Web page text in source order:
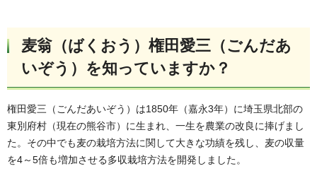
麦翁（ばくおう）権田愛三（ごんだあ
いぞう）を知っていますか？
権田愛三（ごんだあいぞう）は1850年（嘉永3年）に埼玉県北部の
東別府村（現在の熊谷市）に生まれ、一生を農業の改良に捧げまし
た。その中でも麦の栽培方法に関して大きな功績を残し、麦の収量
を4～5倍も増加させる多収栽培方法を開発しました。